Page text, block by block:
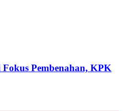
Pembenahan, KPK